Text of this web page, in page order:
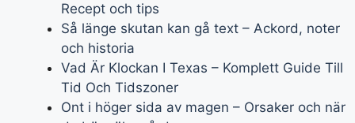
Recept och tips
Så länge skutan kan gå text – Ackord, noter
och historia
Vad Är Klockan I Texas – Komplett Guide Till
Tid Och Tidszoner
Ont i höger sida av magen – Orsaker och när